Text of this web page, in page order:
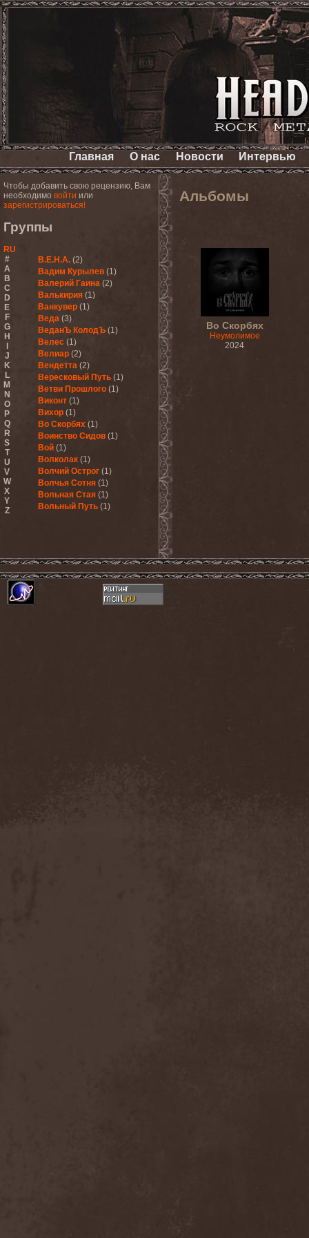
Главная О нас Новости Интервью
Чтобы добавить свою рецензию, Вам
необходимо войти или
зарегистрироваться!
Группы
RU
#
A
B
C
D
E
F
G
H
J
K
L
M
N
O
P
Q
R
S
T
U
V
W
X
Y
Z
В.Е.Н.А. (2)
Вадим Курылев (1)
Валерий Гаина (2)
Валькирия (1)
Ванкувер (1)
Веда (3)
ВеданЪ КолодЪ (1)
Велес (1)
Велиар (2)
Вендетта (2)
Вересковый Путь (1)
Ветви Прошлого (1)
Виконт (1)
Вихор (1)
Во Скорбях (1)
Воинство Сидов (1)
Вой (1)
Волколак (1)
Волчий Острог (1)
Волчья Сотня (1)
Вольная Стая (1)
Вольный Путь (1)
Альбомы
Во Скорбях
Неумолимое
2024